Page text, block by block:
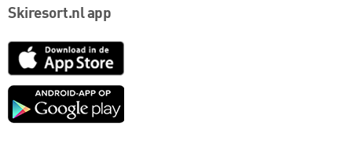
Skiresort.nl app
App
Google